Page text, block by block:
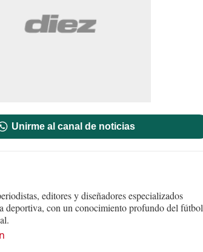
Unirme al canal de noticias
editores y diseñadores especializados
deportiva, con un conocimiento profundo del fútbol